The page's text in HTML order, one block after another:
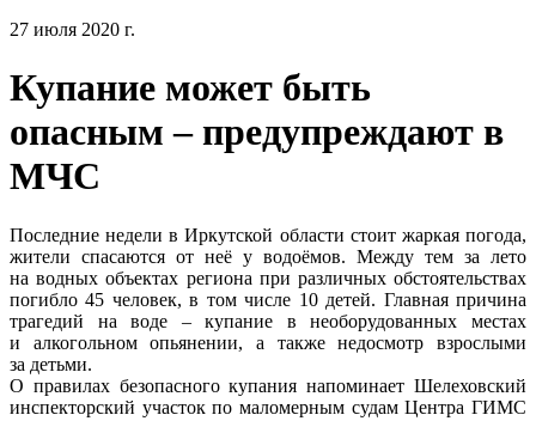
27 июля 2020 г.
Купание может быть
опасным – предупреждают в
МЧС
Последние недели в Иркутской области стоит жаркая погода,
жители спасаются от неё у водоёмов. Между тем за лето
на водных объектах региона при различных обстоятельствах
погибло 45 человек, в том числе 10 детей. Главная причина
трагедий на воде – купание в необорудованных местах
и алкогольном опьянении, а также недосмотр взрослыми
за детьми.
О правилах безопасного купания напоминает Шелеховский
инспекторский участок по маломерным судам Центра ГИМС